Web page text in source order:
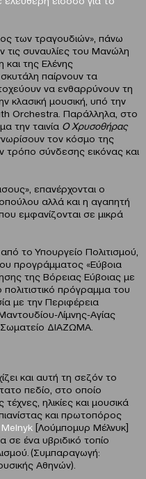
των τραγουδιών», πάνω
συναυλίες του Μανώλη
της Ελένης
παίρνουν τα
να ενθαρρύνουν τη
κλασική μουσική, υπό την
Orchestra. Παράλληλα, στο
την ταινία Ο Χρυσοθήρας
τον κόσμο της
τρόπο σύνδεσης εικόνας και
επανέρχονται ο
αλλά και η αγαπητή
εμφανίζονται σε μικρά
το Υπουργείο Πολιτισμού,
προγράμματος «Εύβοια
της Βόρειας Εύβοιας με
πρόγραμμα του
με την Περιφέρεια
Λίμνης-Αγίας
Σωματείο ΔΙΑΖΩΜΑ.
και αυτή τη σεζόν το
πεδίο, στο οποίο
ηλικίες και μουσικά
και πρωτοπόρος
Melnyk [Λούμπομυρ Μέλνυκ]
σε ένα υβριδικό τοπίο
(Συμπαραγωγή:
Αθηνών).